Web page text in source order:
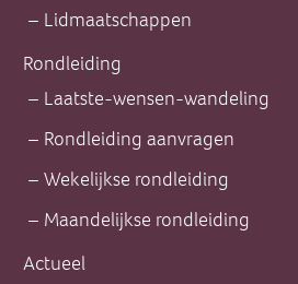
Lidmaatschappen
Rondleiding
Laatste-wensen-wandeling
Rondleiding aanvragen
Wekelijkse rondleiding
Maandelijkse rondleiding
Actueel